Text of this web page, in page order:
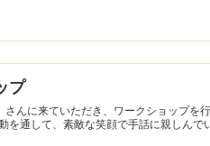
プ
んに来ていただき、ワークショップを
を通して、素敵な笑顔で手話に親しんで